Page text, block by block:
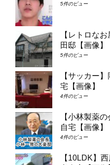
5件のビュー
【レトロな
田邸【画像】
5件のビュー
【サッカー
宅【画像】
4件のビュー
【小林製薬
自宅【画像】
4件のビュー
【10LDK】